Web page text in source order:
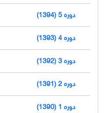
دوره 5 (1394)
دوره 4 (1393)
دوره 3 (1392)
دوره 2 (1391)
دوره 1 (1390)